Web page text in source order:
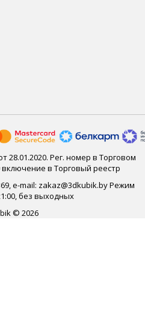
28.01.2020. Рег. номер в Торговом
включение в Торговый реестр
e-mail: zakaz@3dkubik.by Режим
без выходных
© 2026